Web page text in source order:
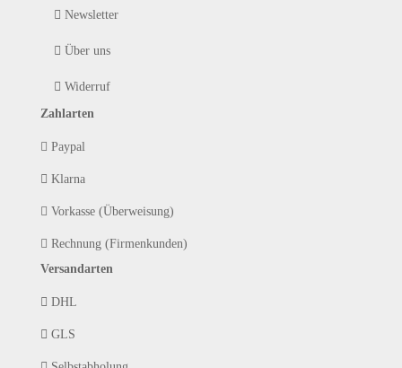
Newsletter
Über uns
Widerruf
Zahlarten
Paypal
Klarna
Vorkasse (Überweisung)
Rechnung (Firmenkunden)
Versandarten
DHL
GLS